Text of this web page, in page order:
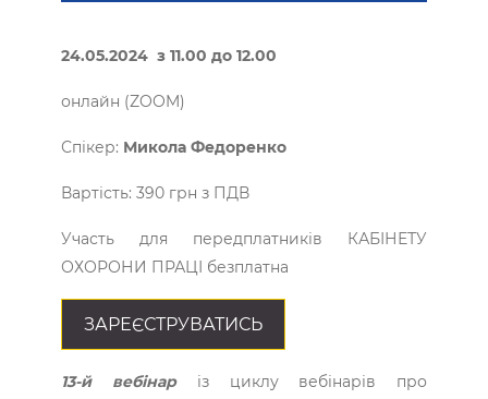
24.05.2024 з 11.00 до 12.00
онлайн (ZOOM)
Спікер: Микола Федоренко
Вартість: 390 грн з ПДВ
Участь для передплатників КАБІНЕТУ
ОХОРОНИ ПРАЦІ безплатна
ЗАРЕЄСТРУВАТИСЬ
13-й вебінаріз циклу вебінарів про